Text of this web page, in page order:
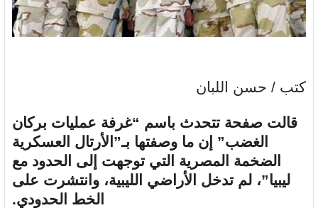
كتب / حسن اللبان
قالت صفحة تتحدث باسم “غرفة عمليات بركان
الغضب” إن ما وصفتها بـ”الأرتال العسكرية
الضخمة المصرية التي توجهت إلى الحدود مع
ليبيا”، لم تدخل الأراضي الليبية، وانتشرت على
الخط الحدودي.